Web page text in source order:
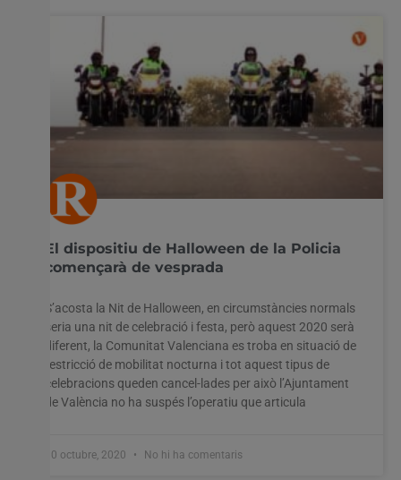
El dispositiu de Halloween de la Policia
començarà de vesprada
S’acosta la Nit de Halloween, en circumstàncies normals
seria una nit de celebració i festa, però aquest 2020 serà
diferent, la Comunitat Valenciana es troba en situació de
restricció de mobilitat nocturna i tot aquest tipus de
celebracions queden cancel-lades per això l’Ajuntament
de València no ha suspés l’operatiu que articula
30 octubre, 2020 No hi ha comentaris